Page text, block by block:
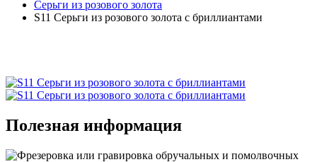
Серьги из розового золота
S11 Серьги из розового золота с бриллиантами
Полезная информация